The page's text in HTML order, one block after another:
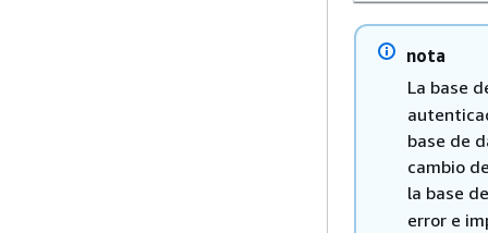
nota
La base
base de
cambio
la base
error e